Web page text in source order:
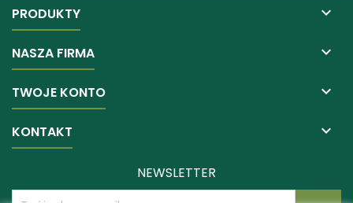
PRODUKTY 
NASZA FIRMA 
TWOJE KONTO 
KONTAKT 
NEWSLETTER